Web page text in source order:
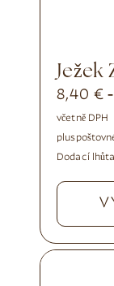
Ježek
8,40 € -
včetně DPH
plus
Dodací